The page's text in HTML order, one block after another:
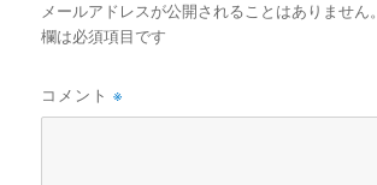
メールアドレスが公開されることはありません。
欄は必須項目です
コメント※